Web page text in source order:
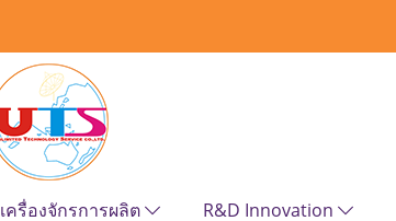
เครื่องจักรการผลิต R&D Innovation